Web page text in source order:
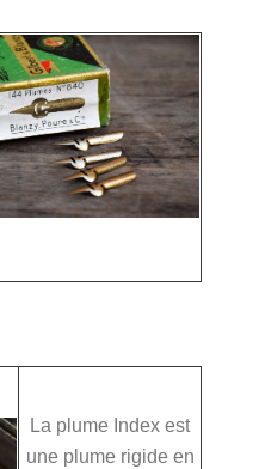
La plume Index est
une plume rigide en